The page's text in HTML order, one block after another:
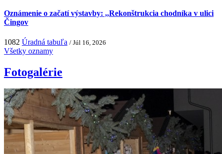
Oznámenie o začatí výstavby: ,,Rekonštrukcia chodníka v ulici
Čingov
1082 Úradná tabuľa / Júl 16, 2026
Všetky oznamy
Fotogalérie